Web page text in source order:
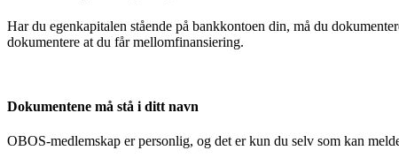
Har du egenkapitalen stående på bankkontoen din, må du
dokumentere at du får mellomfinansiering.
Dokumentene må stå i ditt navn
OBOS-medlemskap er personlig, og det er kun du selv som kan